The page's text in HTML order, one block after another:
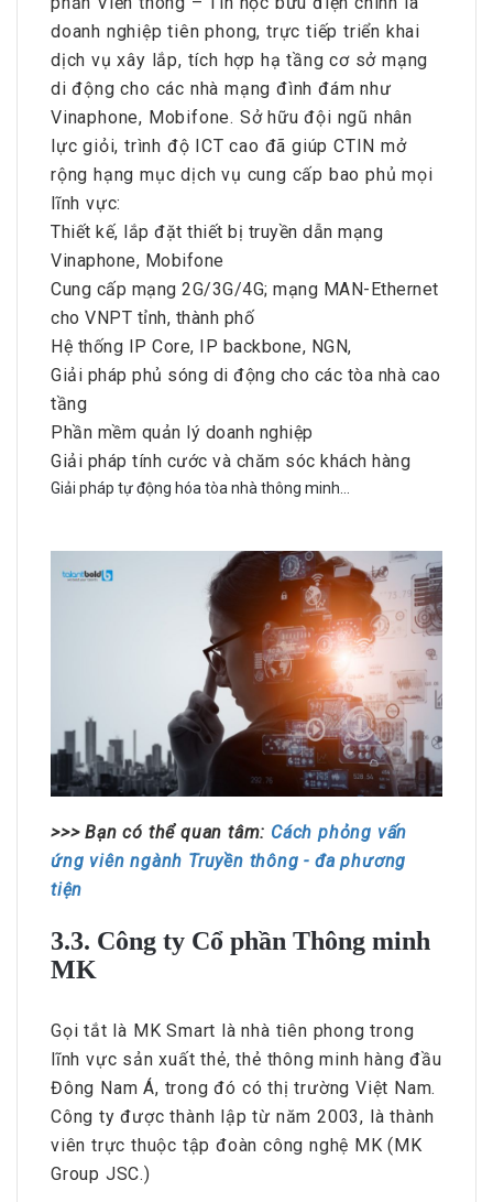
doanh nghiệp tiên phong, trực tiếp triển khai
dịch vụ xây lắp, tích hợp hạ tầng cơ sở mạng
di động cho các nhà mạng đình đám như
Vinaphone, Mobifone. Sở hữu đội ngũ nhân
lực giỏi, trình độ ICT cao đã giúp CTIN mở
rộng hạng mục dịch vụ cung cấp bao phủ mọi
lĩnh vực:
Thiết kế, lắp đặt thiết bị truyền dẫn mạng
Vinaphone, Mobifone
Cung cấp mạng 2G/3G/4G; mạng MAN-Ethernet
cho VNPT tỉnh, thành phố
Hệ thống IP Core, IP backbone, NGN,
Giải pháp phủ sóng di động cho các tòa nhà cao
tầng
Phần mềm quản lý doanh nghiệp
Giải pháp tính cước và chăm sóc khách hàng
Giải pháp tự động hóa tòa nhà thông minh…
>>> Bạn có thể quan tâm: Cách phỏng vấn
ứng viên ngành Truyền thông - đa phương
tiện
3.3. Công ty Cổ phần Thông minh
MK
Gọi tắt là MK Smart là nhà tiên phong trong
lĩnh vực sản xuất thẻ, thẻ thông minh hàng đầu
Đông Nam Á, trong đó có thị trường Việt Nam.
Công ty được thành lập từ năm 2003, là thành
viên trực thuộc tập đoàn công nghệ MK (MK
Group JSC.)